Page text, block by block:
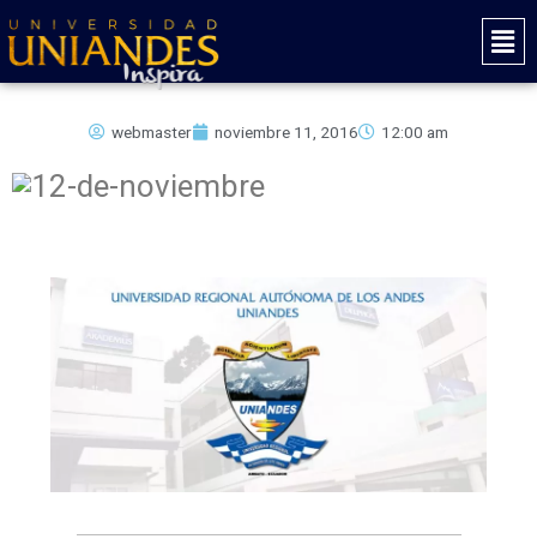
al
contenido
Main
webmaster noviembre 11, 2016 12:00 am